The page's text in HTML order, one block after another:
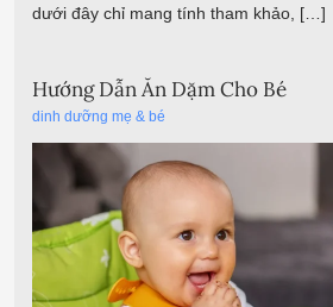
dưới đây chỉ mang tính tham khảo, […]
Hướng Dẫn Ăn Dặm Cho Bé
dinh dưỡng mẹ & bé